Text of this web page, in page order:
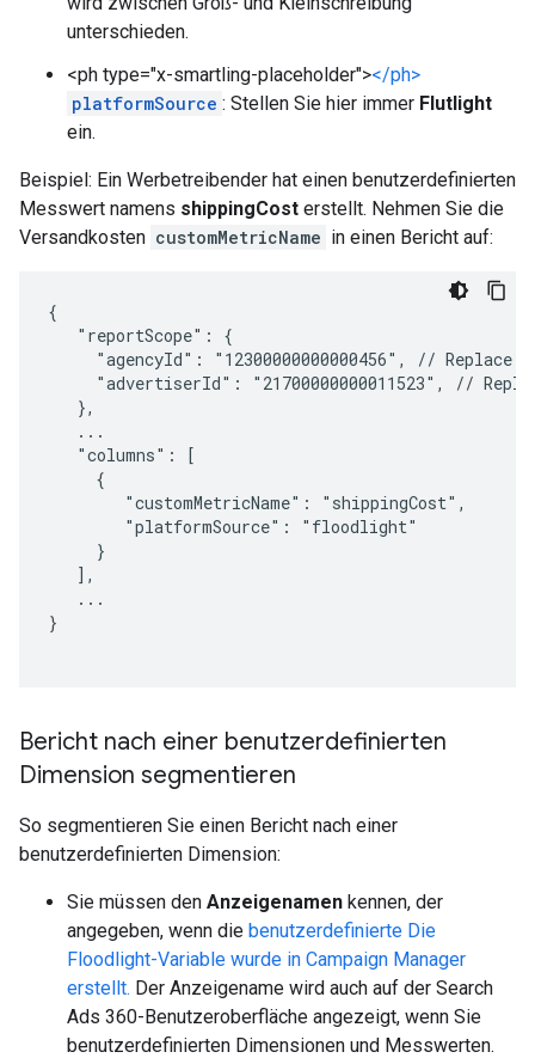
unterschieden.
<ph type="x-smartling-placeholder"></ph>
platformSource : Stellen Sie hier immer Flutlight
ein.
Beispiel: Ein Werbetreibender hat einen benutzerdefinierten
Messwert namens shippingCost erstellt. Nehmen Sie die
Versandkosten customMetricName in einen Bericht auf:
{
   "reportScope": {
"agencyId": "12300000000000456", // Replace
"advertiserId": "21700000000011523", //
   },
   ...
   "columns": [
     {
        "customMetricName": "shippingCost",
        "platformSource": "floodlight"
     }
   ],
   ...
}
Bericht nach einer benutzerdefinierten
Dimension segmentieren
So segmentieren Sie einen Bericht nach einer
benutzerdefinierten Dimension:
Sie müssen den Anzeigenamen kennen, der
angegeben, wenn die benutzerdefinierte Die
Floodlight-Variable wurde in Campaign Manager
erstellt. Der Anzeigename wird auch auf der Search
Ads 360-Benutzeroberfläche angezeigt, wenn Sie
benutzerdefinierten Dimensionen und Messwerten.